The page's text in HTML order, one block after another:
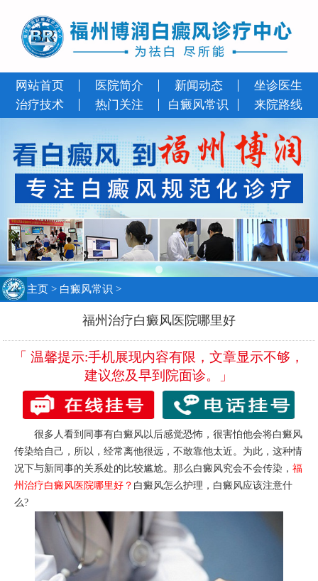
网站首页 医院简介 新闻动态
坐诊医生
治疗技术
热门关注 白癜风常识 来院路线
主页 > 白癜风常识 >
福州治疗白癜风医院哪里好
「 温馨提示:手机展现内容有限，文章显示不够，
建议您及早到院面诊。」
很多人看到同事有白癜风以后感觉恐怖，很害怕他会将白癜风
传染给自己，所以，经常离他很远，不敢靠他太近。为此，这种情
况下与新同事的关系处的比较尴尬。那么白癜风究会不会传染， 福
州治疗白癜风医院哪里好？ 白癜风怎么护理，白癜风应该注意什
么?